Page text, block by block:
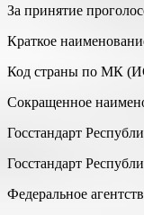
За принятие
Краткое
Код страны по МК
Сокращенное
Госстандарт
Госстандарт
Федеральное